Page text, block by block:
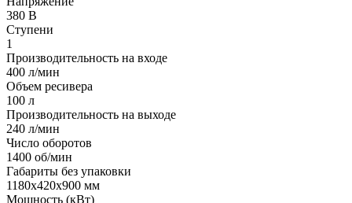
380 В
Ступени
1
Производительность на входе
400 л/мин
Объем ресивера
100 л
Производительность на выходе
240 л/мин
Число оборотов
1400 об/мин
Габариты без упаковки
1180х420х900 мм
Мощность (кВт)